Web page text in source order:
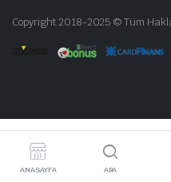
Copyright 2018-2025 © Tüm
ANASAYFA ARA